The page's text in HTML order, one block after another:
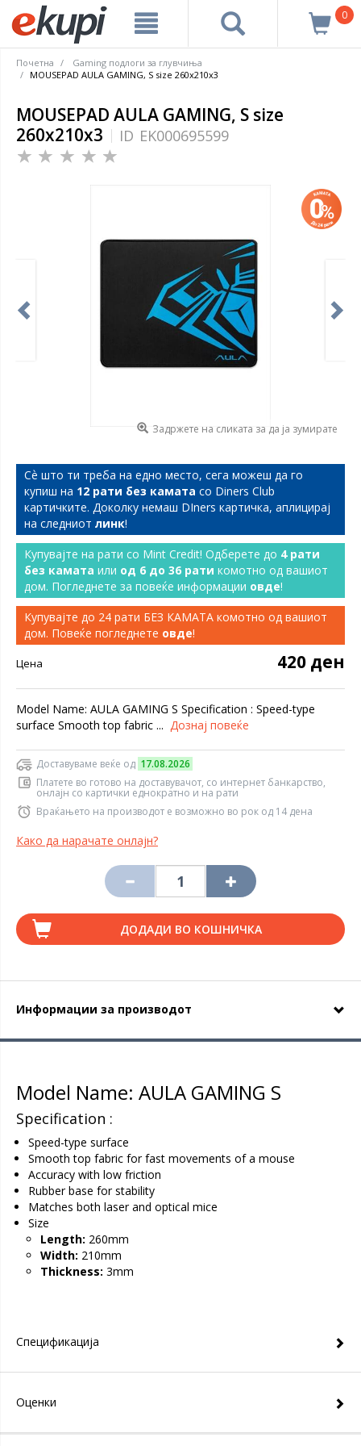
0
Почетна
Gaming подлоги за глувчиња
MOUSEPAD AULA GAMING, S size 260x210x3
MOUSEPAD AULA GAMING, S size
260x210x3
ID EK000695599
Задржете на сликата за да ја зумирате
Сѐ што ти треба на едно место, сега можеш да го
купиш на 12 рати без камата со Diners Club
картичките. Доколку немаш DIners картичка, аплицирај
на следниот линк!
Купувајте на рати со Mint Credit! Одберете до 4 рати
без камата или од 6 до 36 рати комотно од вашиот
дом. Погледнете за повеќе информации овде!
Купувајте до 24 рати БЕЗ КАМАТА комотно од вашиот
дом. Повеќе погледнете овде!
Цена 420 ден
Model Name: AULA GAMING S Specification : Speed-type
surface Smooth top fabric ... Дознај повеќе
Доставуваме веќе од 17.08.2026
Платете во готово на доставувачот, со интернет банкарство,
онлајн со картички еднократно и на рати
Враќањето на производот е возможно во рок од 14 дена
Како да нарачате онлајн?
ДОДАДИ ВО КОШНИЧКА
Информации за производот
Model Name: AULA GAMING S
Specification :
Speed-type surface
Smooth top fabric for fast movements of a mouse
Accuracy with low friction
Rubber base for stability
Matches both laser and optical mice
Size
Length: 260mm
Width: 210mm
Thickness: 3mm
Спецификација
Оценки